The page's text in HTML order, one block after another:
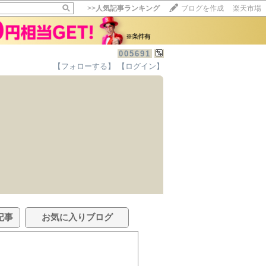
>>人気記事ランキング ブログを作成 楽天市場
005691
【フォローする】 【ログイン】
事 お気に入りブログ